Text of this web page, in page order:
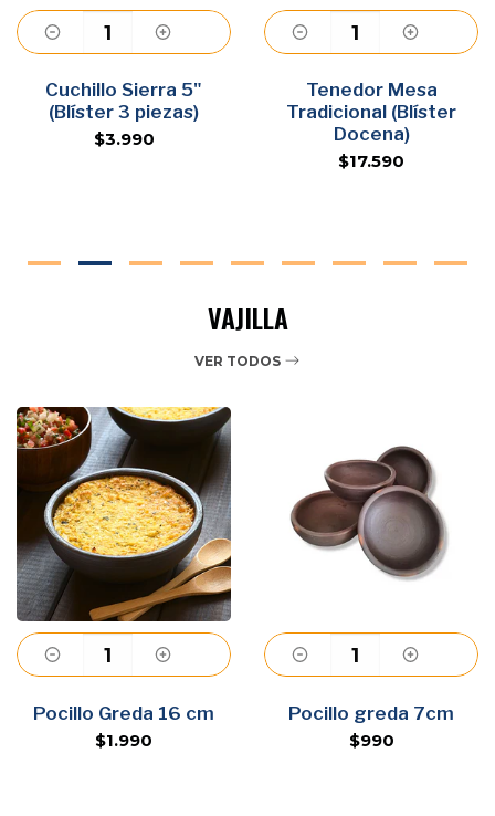
Agregar
Cuchillo Sierra 5"
(Blíster 3 piezas)
$3.990
Agregar
Tenedor Mesa
Tradicional (Blíster
Docena)
$17.590
VAJILLA
VER TODOS
Agregar
Pocillo Greda 16 cm
$1.990
Agregar
Pocillo greda 7cm
$990